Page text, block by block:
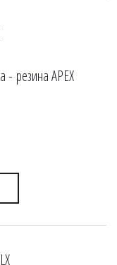
- резина APEX